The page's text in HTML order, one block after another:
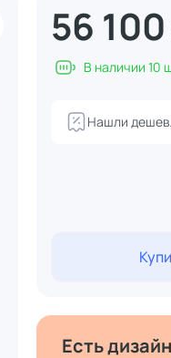
56
В наличии 10
Есть